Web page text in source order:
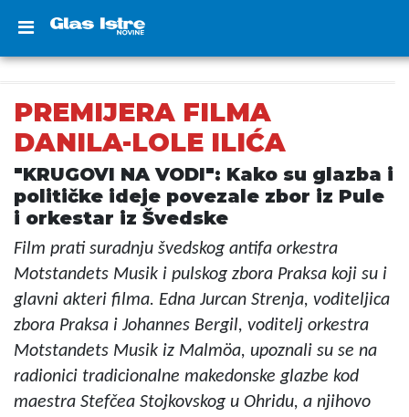
PREMIJERA FILMA
DANILA-LOLE ILIĆA
"KRUGOVI NA VODI": Kako su glazba i
političke ideje povezale zbor iz Pule
i orkestar iz Švedske
Film prati suradnju švedskog antifa orkestra
Motstandets Musik i pulskog zbora Praksa koji su i
glavni akteri filma. Edna Jurcan Strenja, voditeljica
zbora Praksa i Johannes Bergil, voditelj orkestra
Motstandets Musik iz Malmöa, upoznali su se na
radionici tradicionalne makedonske glazbe kod
maestra Stefčea Stojkovskog u Ohridu, a njihovo